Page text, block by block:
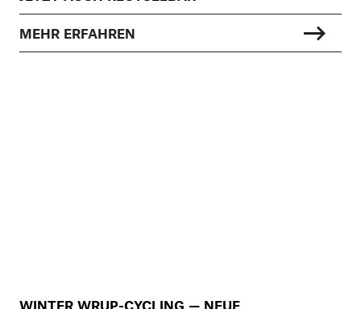
MEHR ERFAHREN
WINTER WRUP-CYCLING — NEUE